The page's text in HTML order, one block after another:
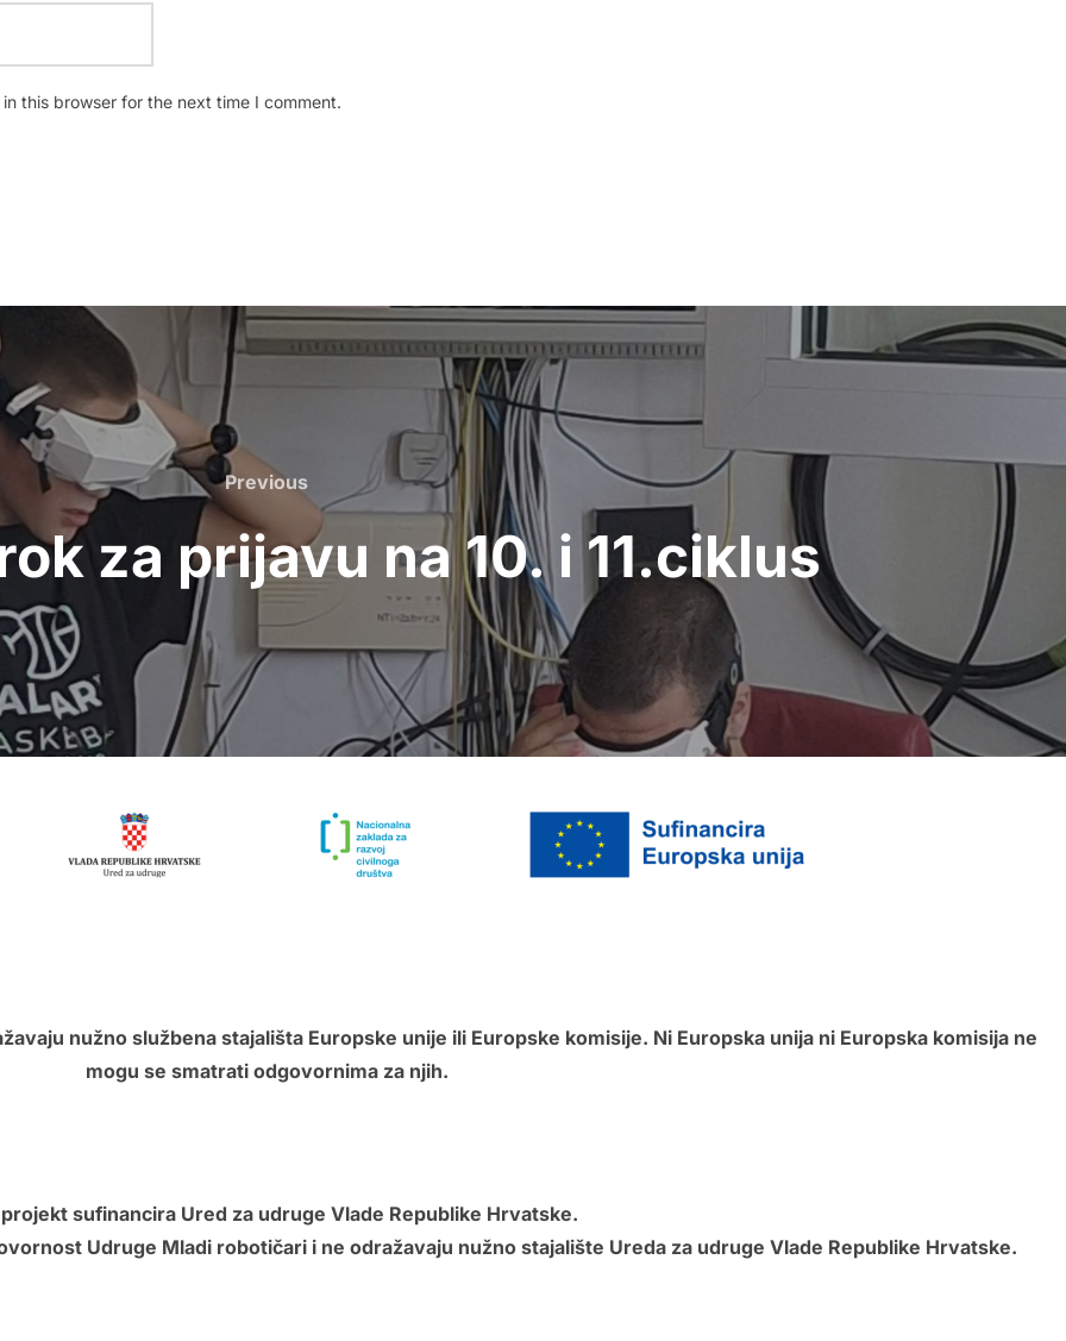
this browser for the next time I comment.
Previous
Previous
za prijavu na 10. i 11.ciklus
nužno službena stajališta Europske unije ili Europske komisije. Ni Europska unija ni Europska komisija ne
mogu se smatrati odgovornima za njih.
sufinancira Ured za udruge Vlade Republike Hrvatske.
Udruge Mladi robotičari i ne odražavaju nužno stajalište Ureda za udruge Vlade Republike Hrvatske.